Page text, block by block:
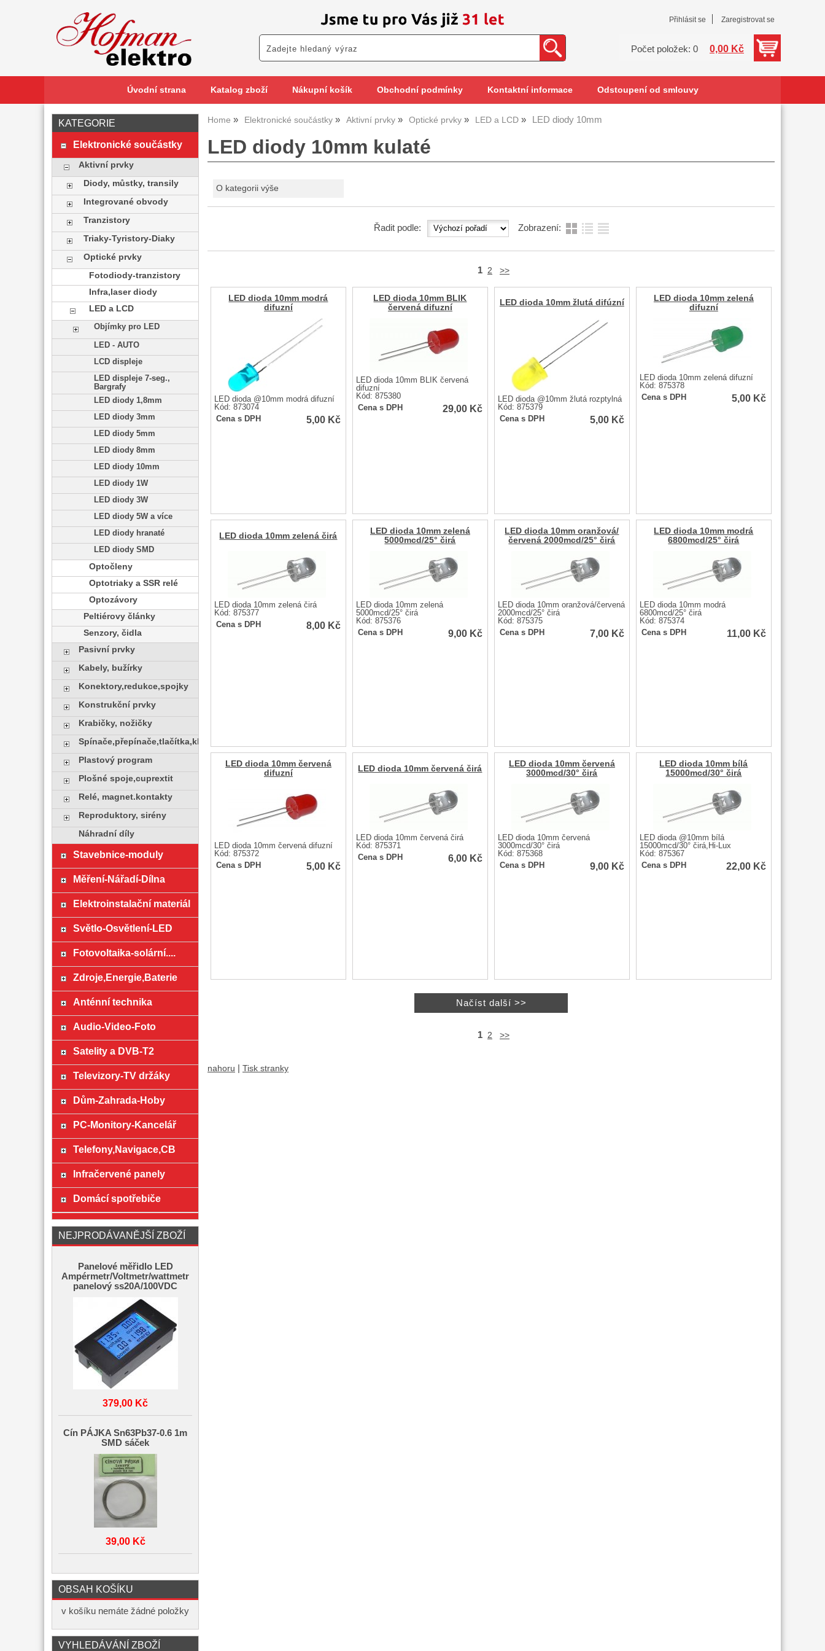
Přihlásit se Zaregistrovat se
Počet položek: 0 0,00 Kč
Úvodní strana Katalog zboží Nákupní košík Obchodní podmínky Kontaktní informace Odstoupení od smlouvy
Home Elektronické součástky Aktivní prvky Optické prvky LED a LCD LED diody 10mm
LED diody 10mm kulaté
O kategorii výše
Řadit podle: Zobrazení:
1 2 >>
LED dioda 10mm modrá
difuzní
LED dioda @10mm modrá difuzní
Kód: 873074
Cena s DPH
5,00 Kč
LED dioda 10mm BLIK
červená difuzní
LED dioda 10mm BLIK červená
difuzní
Kód: 875380
Cena s DPH
29,00 Kč
LED dioda 10mm žlutá difúzní
LED dioda @10mm žlutá rozptylná
Kód: 875379
Cena s DPH
5,00 Kč
LED dioda 10mm zelená
difuzní
LED dioda 10mm zelená difuzní
Kód: 875378
Cena s DPH
5,00 Kč
LED dioda 10mm zelená čirá
LED dioda 10mm zelená čirá
Kód: 875377
Cena s DPH
8,00 Kč
LED dioda 10mm zelená
5000mcd/25° čirá
LED dioda 10mm zelená
5000mcd/25° čirá
Kód: 875376
Cena s DPH
9,00 Kč
LED dioda 10mm oranžová/
červená 2000mcd/25° čirá
LED dioda 10mm oranžová/červená
2000mcd/25° čirá
Kód: 875375
Cena s DPH
7,00 Kč
LED dioda 10mm modrá
6800mcd/25° čirá
LED dioda 10mm modrá
6800mcd/25° čirá
Kód: 875374
Cena s DPH
11,00 Kč
LED dioda 10mm červená
difuzní
LED dioda 10mm červená difuzní
Kód: 875372
Cena s DPH
5,00 Kč
LED dioda 10mm červená čirá
LED dioda 10mm červená čirá
Kód: 875371
Cena s DPH
6,00 Kč
LED dioda 10mm červená
3000mcd/30° čirá
LED dioda 10mm červená
3000mcd/30° čirá
Kód: 875368
Cena s DPH
9,00 Kč
LED dioda 10mm bílá
15000mcd/30° čirá
LED dioda @10mm bílá
15000mcd/30° čirá,Hi-Lux
Kód: 875367
Cena s DPH
22,00 Kč
1 2 >>
nahoru Tisk stranky
KATEGORIE
Elektronické součástky
Aktivní prvky
Diody, můstky, transily
Integrované obvody
Tranzistory
Triaky-Tyristory-Diaky
Optické prvky
Fotodiody-tranzistory
Infra,laser diody
LED a LCD
Objímky pro LED
LED - AUTO
LCD displeje
LED displeje 7-seg.,
Bargrafy
LED diody 1,8mm
LED diody 3mm
LED diody 5mm
LED diody 8mm
LED diody 10mm
LED diody 1W
LED diody 3W
LED diody 5W a více
LED diody hranaté
LED diody SMD
Optočleny
Optotriaky a SSR relé
Optozávory
Peltiérovy články
Senzory, čidla
Pasivní prvky
Kabely, bužírky
Konektory,redukce,spojky
Konstrukční prvky
Krabičky, nožičky
Spínače,přepínače,tlačítka,klávesy
Plastový program
Plošné spoje,cuprextit
Relé, magnet.kontakty
Reproduktory, sirény
Náhradní díly
Stavebnice-moduly
Měření-Nářadí-Dílna
Elektroinstalační materiál
Světlo-Osvětlení-LED
Fotovoltaika-solární....
Zdroje,Energie,Baterie
Anténní technika
Audio-Video-Foto
Satelity a DVB-T2
Televizory-TV držáky
Dům-Zahrada-Hoby
PC-Monitory-Kancelář
Telefony,Navigace,CB
Infračervené panely
Domácí spotřebiče
NEJPRODÁVANĚJŠÍ ZBOŽÍ
Panelové měřidlo LED
Ampérmetr/Voltmetr/wattmetr
panelový ss20A/100VDC
379,00 Kč
Cín PÁJKA Sn63Pb37-0.6 1m
SMD sáček
39,00 Kč
OBSAH KOŠÍKU
v košíku nemáte žádné položky
VYHLEDÁVÁNÍ ZBOŽÍ